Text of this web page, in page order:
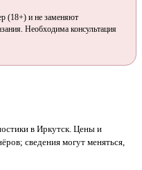
(18+) и не заменяют
Необходима консультация
в Иркутск. Цены и
сведения могут меняться,